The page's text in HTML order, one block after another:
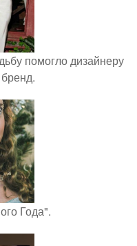
помогло дизайнеру
Года".